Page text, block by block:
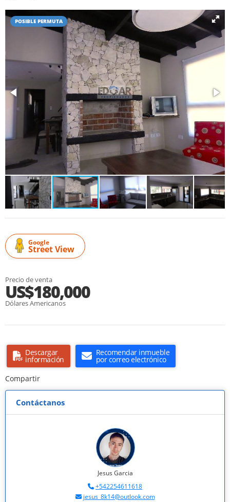
POSIBLE PERMUTA
Google
Street View
Precio de venta
US$180,000
Dólares Americanos
Descargar
información
Recomendar inmueble
por correo electrónico
Compartir
Contáctanos
Jesus Garcia
+542254611618
jesus_8k14@outlook.com